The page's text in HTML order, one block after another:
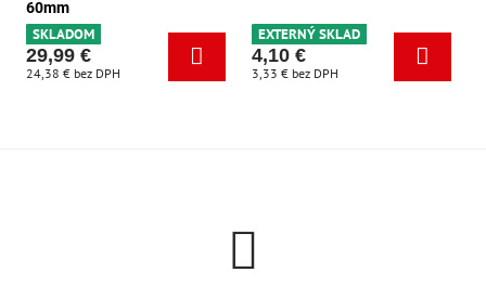
60mm
SKLADOM
29,99 €
24,38 € bez DPH
EXTERNÝ SKLAD
4,10 €
3,33 € bez DPH